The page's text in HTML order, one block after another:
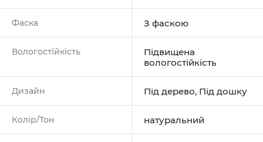
Фаска З фаскою
Вологостійкість
Підвищена
вологостійкість
Дизайн Під дерево, Під дошку
Колір/Тон натуральний